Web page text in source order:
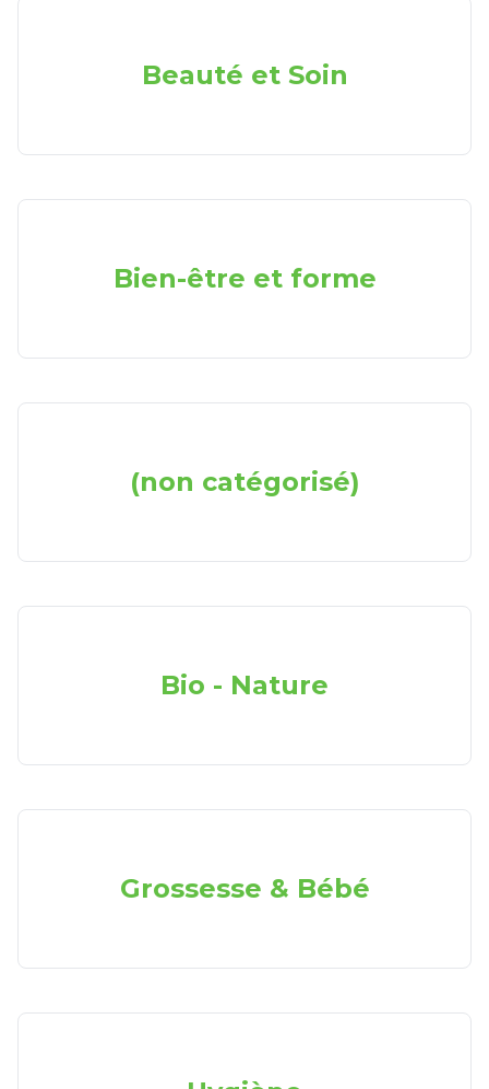
Beauté et Soin
Bien-être et forme
(non catégorisé)
Bio - Nature
Grossesse & Bébé